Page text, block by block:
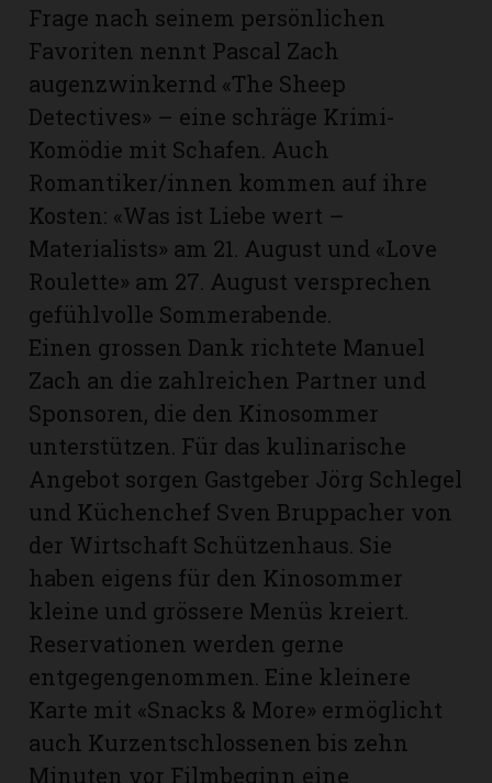
Frage nach seinem persönlichen
Favoriten nennt Pascal Zach
augenzwinkernd «The Sheep
Detectives» – eine schräge Krimi-
Komödie mit Schafen. Auch
Romantiker/innen kommen auf ihre
Kosten: «Was ist Liebe wert –
Materialists» am 21. August und «Love
Roulette» am 27. August versprechen
gefühlvolle Sommerabende.
Einen grossen Dank richtete Manuel
Zach an die zahlreichen Partner und
Sponsoren, die den Kinosommer
unterstützen. Für das kulinarische
Angebot sorgen Gastgeber Jörg Schlegel
und Küchenchef Sven Bruppacher von
der Wirtschaft Schützenhaus. Sie
haben eigens für den Kinosommer
kleine und grössere Menüs kreiert.
Reservationen werden gerne
entgegengenommen. Eine kleinere
Karte mit «Snacks & More» ermöglicht
auch Kurzentschlossenen bis zehn
Minuten vor Filmbeginn eine